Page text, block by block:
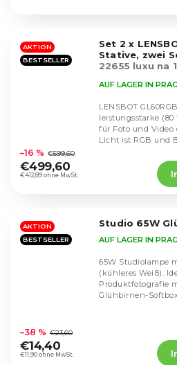
Sternen.
AKTION
BESTSELLER
Set 2 x
Stative, zwei
22655 luxu na
durchschnittliche
Produktbewertung
ist
Sternen.
AUF LAGER IN
€412,89 ohne MwSt.
–16 % €599,60
€499,60
LENSBOT
leistungsstarke (80
für Foto und Video
Licht ist RGB und
AKTION
BESTSELLER
Studio 65W
durchschnittliche
Produktbewertung
ist
AUF LAGER IN
€11,90 ohne MwSt.
–38 % €23,60
€14,40
65W Studiolampe
(kühleres Weiß).
Produktfotografie
Glühbirnen-